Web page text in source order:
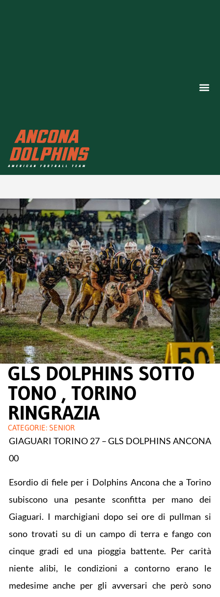
GLS DOLPHINS SOTTO
TONO , TORINO
RINGRAZIA
CATEGORIE: SENIOR
GIAGUARI TORINO 27 – GLS DOLPHINS ANCONA
00
Esordio di fiele per i Dolphins Ancona che a Torino
subiscono una pesante sconfitta per mano dei
Giaguari. I marchigiani dopo sei ore di pullman si
sono trovati su di un campo di terra e fango con
cinque gradi ed una pioggia battente. Per carità
niente alibi, le condizioni a contorno erano le
medesime anche per gli avversari che però sono